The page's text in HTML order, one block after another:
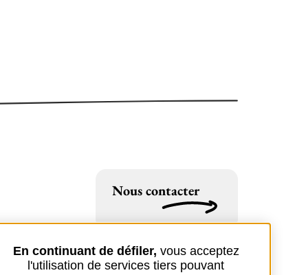
Nous contacter
En continuant de défiler, vous acceptez
l'utilisation de services tiers pouvant